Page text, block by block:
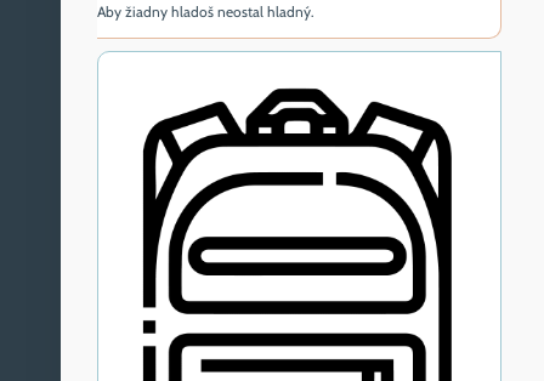
Aby žiadny hladoš neostal hladný.